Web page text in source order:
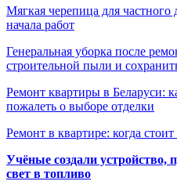
Мягкая черепица для
начала работ
Генеральная уборка после
строительной пыли и
Ремонт квартиры в Беларуси:
пожалеть о выборе отделки
Ремонт в квартире: когда
Учёные создали
свет в топливо